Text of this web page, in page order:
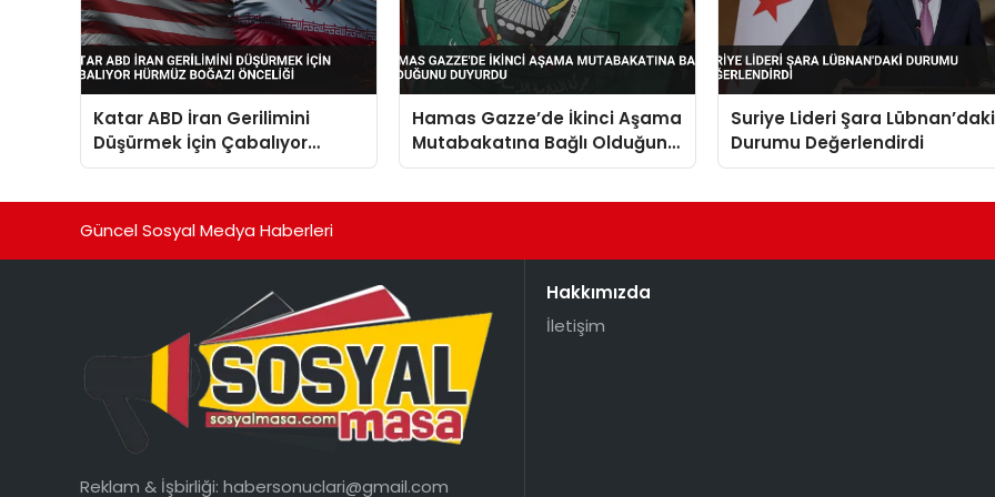
Katar ABD İran Gerilimini
Düşürmek İçin Çabalıyor
Hürmüz Boğazı Önceliği
Hamas Gazze’de İkinci Aşama
Mutabakatına Bağlı Olduğunu
Duyurdu
Suriye Lideri Şara Lübnan’daki
Durumu Değerlendirdi
Güncel Sosyal Medya Haberleri
Reklam & İşbirliği: habersonuclari@gmail.com
Hakkımızda
İletişim